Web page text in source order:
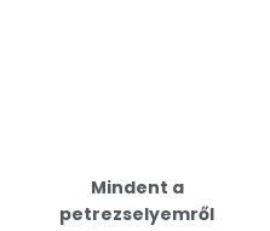
Mindent a
petrezselyemről